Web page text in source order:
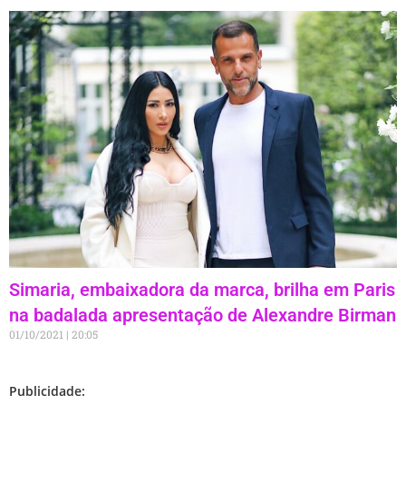
Simaria, embaixadora da marca, brilha em Paris
na badalada apresentação de Alexandre Birman
01/10/2021 20:05
Publicidade: